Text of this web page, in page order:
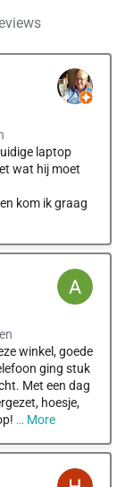
laptop
wat hij moet
kom ik graag
winkel, goede
ging stuk
Met een dag
hoesje,
… More